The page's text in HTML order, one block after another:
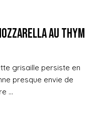
au Thym
grisaille persiste en
presque envie de
…